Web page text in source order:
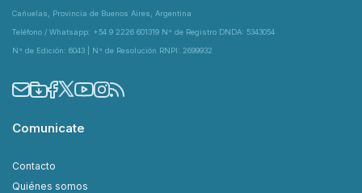
Cañuelas, Provincia de Buenos Aires, Argentina
Teléfono / Whatsapp: +54 9 2226 601319 N° de Registro DNDA: 5343054
N° de Edición: 6043 | N° de Resolución RNPI: 2699932
Comunicate
Contacto
Quiénes somos